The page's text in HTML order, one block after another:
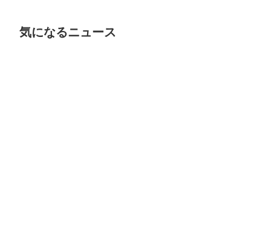
気になるニュース